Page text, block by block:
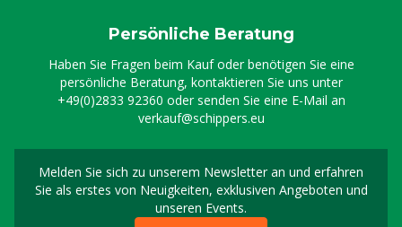
Persönliche Beratung
Haben Sie Fragen beim Kauf oder benötigen Sie eine
persönliche Beratung, kontaktieren Sie uns unter
+49(0)2833 92360 oder senden Sie eine E-Mail an
verkauf@schippers.eu
Melden Sie sich zu unserem Newsletter an und erfahren
Sie als erstes von Neuigkeiten, exklusiven Angeboten und
unseren Events.
Melden Sie sich für